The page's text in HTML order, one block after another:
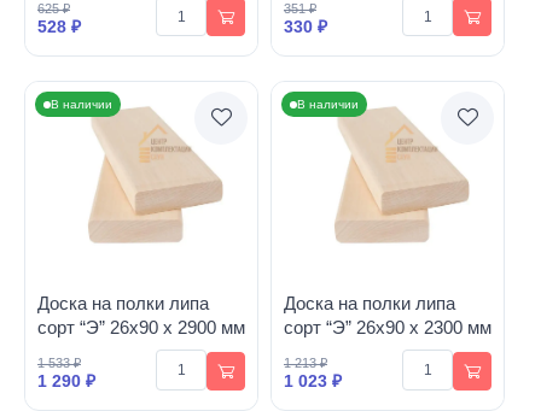
625 ₽
528 ₽
351 ₽
330 ₽
В наличии
Доска на полки липа
сорт “Э” 26х90 х 2900 мм
1 533 ₽
1 290 ₽
В наличии
Доска на полки липа
сорт “Э” 26х90 х 2300 мм
1 213 ₽
1 023 ₽